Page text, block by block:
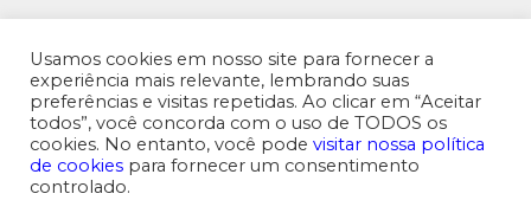
MENU SUPERIOR
Usamos cookies em nosso site para fornecer a
experiência mais relevante, lembrando suas
preferências e visitas repetidas. Ao clicar em “Aceitar
todos”, você concorda com o uso de TODOS os
cookies. No entanto, você pode visitar nossa política
de cookies para fornecer um consentimento
controlado.